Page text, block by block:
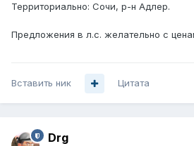
Территориально: Сочи, р-н Адлер.
Предложения в л.с. желательно с
Вставить ник Цитата
Drg